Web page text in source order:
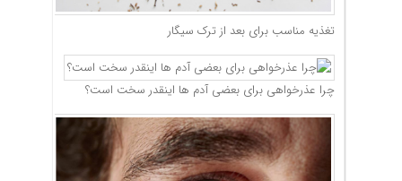
تغذیه مناسب برای بعد از ترک سیگار
چرا عذرخواهی برای بعضی آدم ها اینقدر سخت است؟